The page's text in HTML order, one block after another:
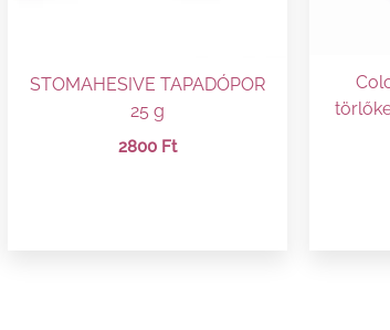
STOMAHESIVE TAPADÓPOR
25 g
2800 Ft